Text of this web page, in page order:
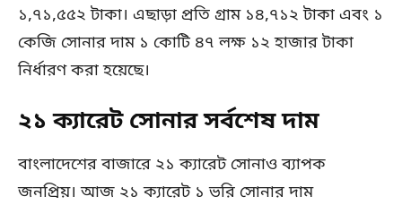
১,৭১,৫৫২ টাকা। এছাড়া প্রতি গ্রাম ১৪,৭১২ টাকা এবং ১
কেজি সোনার দাম ১ কোটি ৪৭ লক্ষ ১২ হাজার টাকা
নির্ধারণ করা হয়েছে।
২১ ক্যারেট সোনার সর্বশেষ দাম
বাংলাদেশের বাজারে ২১ ক্যারেট সোনাও ব্যাপক
জনপ্রিয়। আজ ২১ ক্যারেট ১ ভরি সোনার দাম